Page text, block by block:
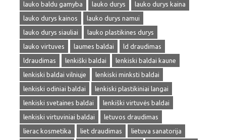
lauko baldu gamyba
lauko durys
lauko durys kaina
lauko durys kainos
lauko durys namui
lauko durys siauliai
lauko plastikines durys
lauko virtuves
laumes baldai
ld draudimas
ldraudimas
lenkiški baldai
lenkiski baldai kaune
lenkiski baldai vilniuje
lenkiski minksti baldai
lenkiski odiniai baldai
lenkiski plastikiniai langai
lenkiski svetaines baldai
lenkiški virtuvės baldai
lenkiski virtuviniai baldai
letuvos draudimas
lierac kosmetika
liet draudimas
lietuva sanatorija